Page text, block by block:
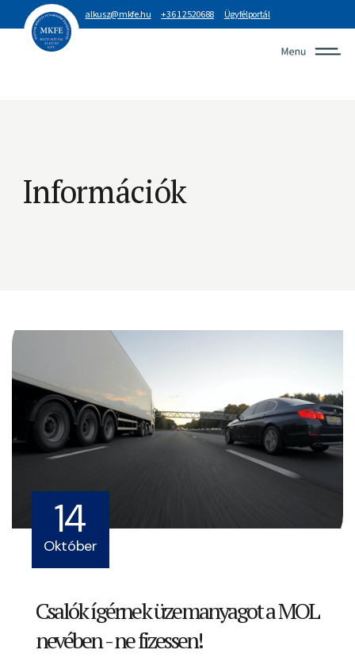
alkusz@mkfe.hu +36 1 2520688 Ügyfélportál
Információk
14
Október
Csalók ígérnek üzemanyagot a MOL
nevében - ne fizessen!